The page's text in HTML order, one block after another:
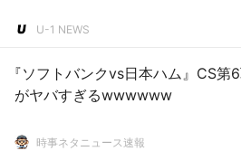
U-1 NEWS
『ソフトバンクvs日本ハム』CS第
がヤバすぎるwwwwww
時事ネタニュース速報